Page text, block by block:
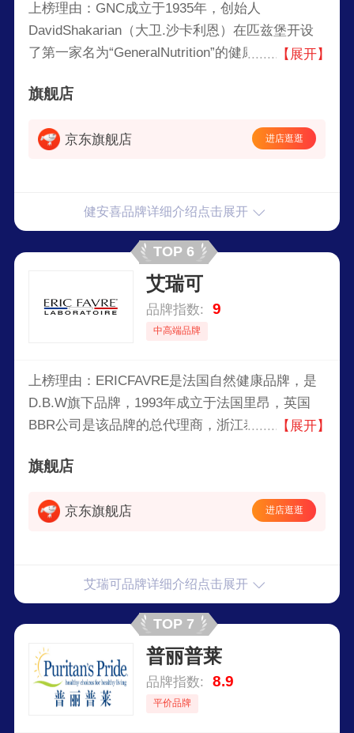
上榜理由：GNC成立于1935年，创始人
DavidShakarian（大卫.沙卡利恩）在匹兹堡开设
了第一家名为“GeneralNutrition”的健康食品连锁
一，产品线覆盖超16大品类，涵盖从基础营养到美
康产品。
【展开】
旗舰店
京东旗舰店 进店逛逛
健安喜品牌详细介绍点击展开
TOP 6
艾瑞可
品牌指数: 9
中高端品牌
上榜理由：ERICFAVRE是法国自然健康品牌，是
D.B.W旗下品牌，1993年成立于法国里昂，英国
BBR公司是该品牌的总代理商，浙江泰联迈贸易有
道建设。主要产品为保健食品补剂、营养品及婴儿
品，其产品中含有多种人体必需的微量元素，可以
【展开】
旗舰店
京东旗舰店 进店逛逛
艾瑞可品牌详细介绍点击展开
TOP 7
普丽普莱
品牌指数: 8.9
平价品牌